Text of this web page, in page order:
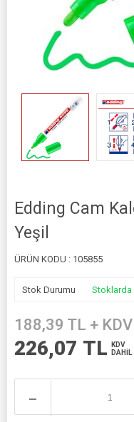
Edding Cam
Yeşil
ÜRÜN KODU : 105855
Stok Durumu Stoklarda
188,39 TL + KDV
226,07 TL
KDV
DAHİL